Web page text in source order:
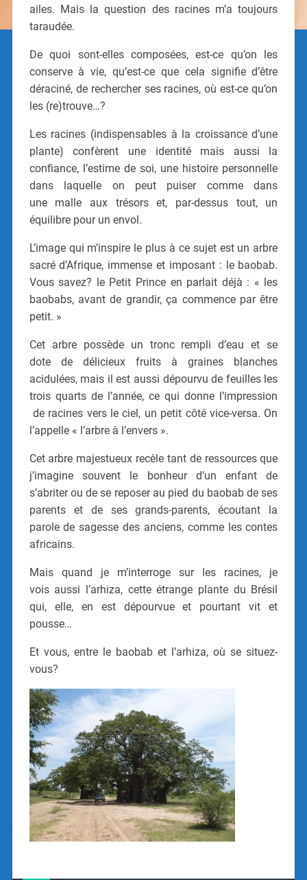
ailes. Mais la question des racines m’a toujours
taraudée.
De quoi sont-elles composées, est-ce qu’on les
conserve à vie, qu’est-ce que cela signifie d’être
déraciné, de rechercher ses racines, où est-ce qu’on
les (re)trouve…?
Les racines (indispensables à la croissance d’une
plante) confèrent une identité mais aussi la
confiance, l’estime de soi, une histoire personnelle
dans laquelle on peut puiser comme dans
une malle aux trésors et, par-dessus tout, un
équilibre pour un envol.
L’image qui m’inspire le plus à ce sujet est un arbre
sacré d’Afrique, immense et imposant : le baobab.
Vous savez? le Petit Prince en parlait déjà : « les
baobabs, avant de grandir, ça commence par être
petit. »
Cet arbre possède un tronc rempli d’eau et se
dote de délicieux fruits à graines blanches
acidulées, mais il est aussi dépourvu de feuilles les
trois quarts de l’année, ce qui donne l’impression
de racines vers le ciel, un petit côté vice-versa. On
l’appelle « l’arbre à l’envers ».
Cet arbre majestueux recèle tant de ressources que
j’imagine souvent le bonheur d’un enfant de
s’abriter ou de se reposer au pied du baobab de ses
parents et de ses grands-parents, écoutant la
parole de sagesse des anciens, comme les contes
africains.
Mais quand je m’interroge sur les racines, je
vois aussi l’arhiza, cette étrange plante du Brésil
qui, elle, en est dépourvue et pourtant vit et
pousse…
Et vous, entre le baobab et l’arhiza, où se situez-
vous?